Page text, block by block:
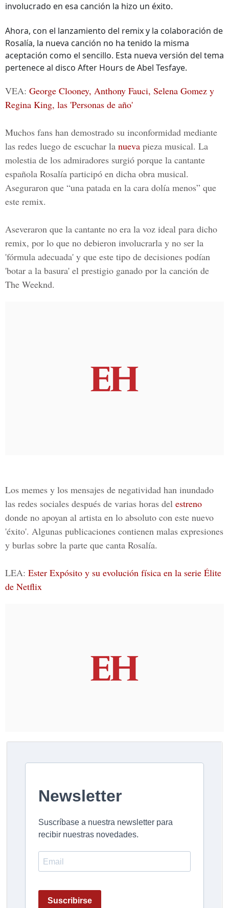
involucrado en esa canción la hizo un éxito.
Ahora, con el lanzamiento del remix y la colaboración de
Rosalía, la nueva canción no ha tenido la misma
aceptación como el sencillo. Esta nueva versión del tema
pertenece al disco After Hours de Abel Tesfaye.
VEA: George Clooney, Anthony Fauci, Selena Gomez y
Regina King, las 'Personas de año'
Muchos fans han demostrado su inconformidad mediante
las redes luego de escuchar la nueva pieza musical. La
molestia de los admiradores surgió porque la cantante
española Rosalía participó en dicha obra musical.
Aseguraron que “una patada en la cara dolía menos” que
este remix.
Aseveraron que la cantante no era la voz ideal para dicho
remix, por lo que no debieron involucrarla y no ser la
'fórmula adecuada' y que este tipo de decisiones podían
'botar a la basura' el prestigio ganado por la canción de
The Weeknd.
Los memes y los mensajes de negatividad han inundado
las redes sociales después de varias horas del estreno
donde no apoyan al artista en lo absoluto con este nuevo
'éxito'. Algunas publicaciones contienen malas expresiones
y burlas sobre la parte que canta Rosalía.
LEA: Ester Expósito y su evolución física en la serie Élite
de Netflix